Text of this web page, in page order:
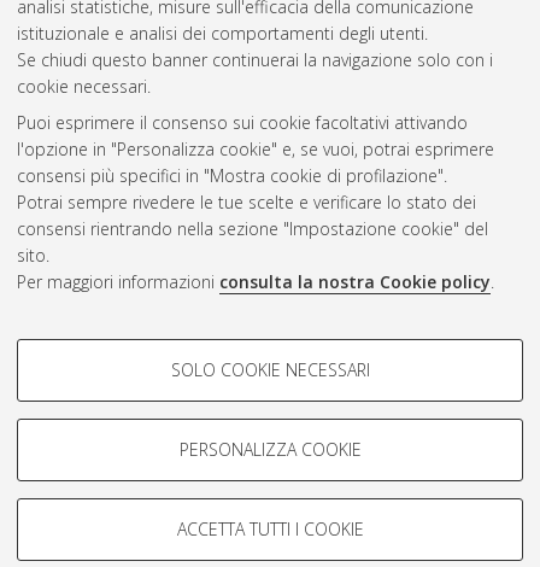
analisi statistiche, misure sull'efficacia della comunicazione
istituzionale e analisi dei comportamenti degli utenti.
Se chiudi questo banner continuerai la navigazione solo con i
cookie necessari.
Puoi esprimere il consenso sui cookie facoltativi attivando
l'opzione in "Personalizza cookie" e, se vuoi, potrai esprimere
consensi più specifici in "Mostra cookie di profilazione".
Potrai sempre rivedere le tue scelte e verificare lo stato dei
consensi rientrando nella sezione "Impostazione cookie" del
sito.
Per maggiori informazioni consulta la nostra Cookie policy.
COOKIE DI PROFILAZIONE -
Si tratta di cookie utilizzati per analizzare le caratteristiche della
navigazione degli utenti, creare profili in base al loro comportamento
Mostra cookie di profilazione
COOKIE TECNICI - NECESSARI
SOLO COOKIE NECESSARI
PERSONALIZZA COOKIE
ACCETTA TUTTI I COOKIE
Gestione del documento:
Atom
Rss 1.0
Rss 2.0
AMS Laurea
Impostazioni Cookie
Informativa sulla privacy
Condizioni d’uso del sito